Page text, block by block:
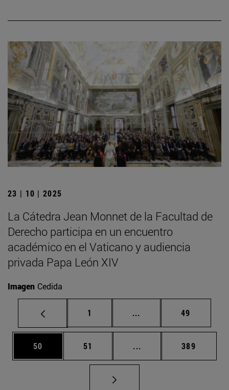
23 | 10 | 2025
La Cátedra Jean Monnet de la Facultad de
Derecho participa en un encuentro
académico en el Vaticano y audiencia
privada Papa León XIV
Imagen Cedida
Página
1 ... Páginas intermedias
Página
49
Página
50 Página
51 ... Páginas intermedias
Página
389